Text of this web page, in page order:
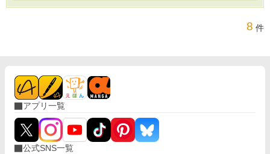
8 件
アプリ一覧
公式SNS一覧